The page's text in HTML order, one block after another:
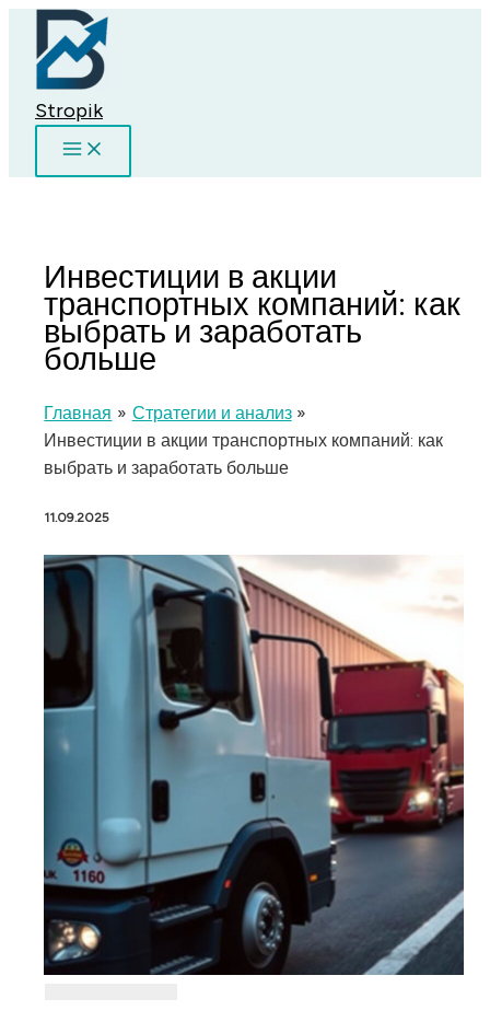
Перейти
содержимому
Stropik
Инвестиции в акции
транспортных компаний: как
выбрать и заработать
больше
Главная
Стратегии и анализ
Инвестиции в акции транспортных компаний: как
выбрать и заработать больше
11.09.2025